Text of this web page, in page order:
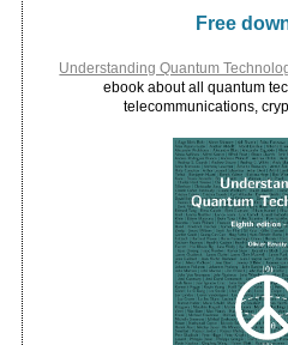
Free
Understanding Quantum
ebook about all quantum
telecommunications,